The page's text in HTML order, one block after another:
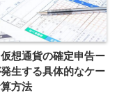
仮想通貨の確定申告ー
生する具体的なケー
方法